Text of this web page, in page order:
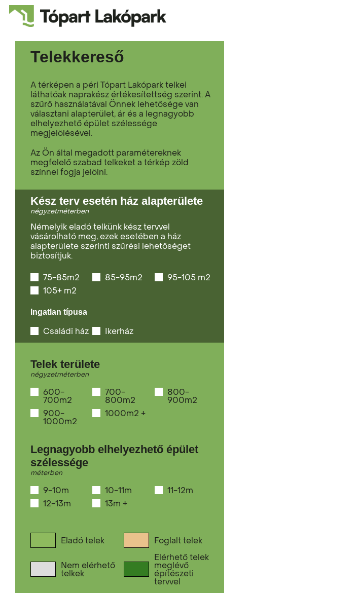
Telekkereső
A térképen a péri Tópart Lakópark telkei
láthatóak naprakész értékesítettség szerint. A
szűrő használatával Önnek lehetősége van
választani alapterület, ár és a legnagyobb
elhelyezhető épület szélessége
megjelölésével.
Az Ön által megadott paramétereknek
megfelelő szabad telkeket a térkép zöld
színnel fogja jelölni.
Kész terv esetén ház alapterülete
négyzetméterben
Némelyik eladó telkünk kész tervvel
vásárolható meg, ezek esetében a ház
alapterülete szerinti szűrési lehetőséget
biztosítjuk.
75-85m2
85-95m2
95-105 m2
105+ m2
Ingatlan típusa
Családi ház Ikerház
Telek területe
négyzetméterben
600-
700m2
700-
800m2
800-
900m2
900-
1000m2
1000m2 +
Legnagyobb elhelyezhető épület
szélessége
méterben
9-10m 10-11m
11-12m
12-13m
13m +
Eladó telek Foglalt telek
Nem elérhető
telkek
Elérhető telek
meglévő
építészeti
tervvel